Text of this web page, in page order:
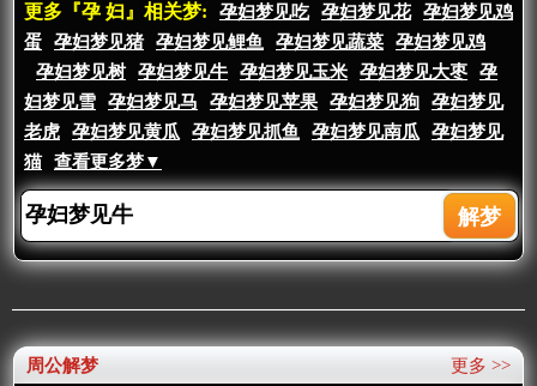
更多『孕 妇』相关梦: 孕妇梦见吃 孕妇梦见花
孕妇梦见鸡
蛋
孕妇梦见猪 孕妇梦见鲤鱼 孕妇梦见蔬菜
孕妇梦见鸡
孕妇梦见树
孕妇梦见牛 孕妇梦见玉米 孕妇梦见大枣
孕
妇梦见雪
孕妇梦见马 孕妇梦见苹果 孕妇梦见狗
孕妇梦见
老虎
孕妇梦见黄瓜 孕妇梦见抓鱼 孕妇梦见南瓜
孕妇梦见
猫
查看更多梦▼
更多 >>
周公解梦